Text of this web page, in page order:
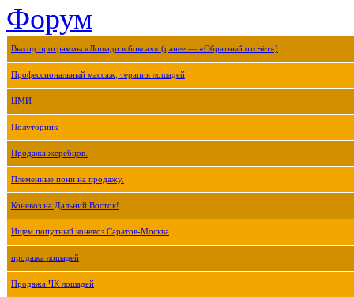
Форум
Выход программы «Лошади в боксах» (ранее — «Обратный отсчёт»)
Профессиональный массаж, терапия лошадей
ЦМИ
Полуторник
Продажа жеребцов.
Племенные пони на продажу.
Коневоз на Дальний Восток!
Ищем попутный коневоз Саратов-Москва
продажа лошадей
Продажа ЧК лошадей